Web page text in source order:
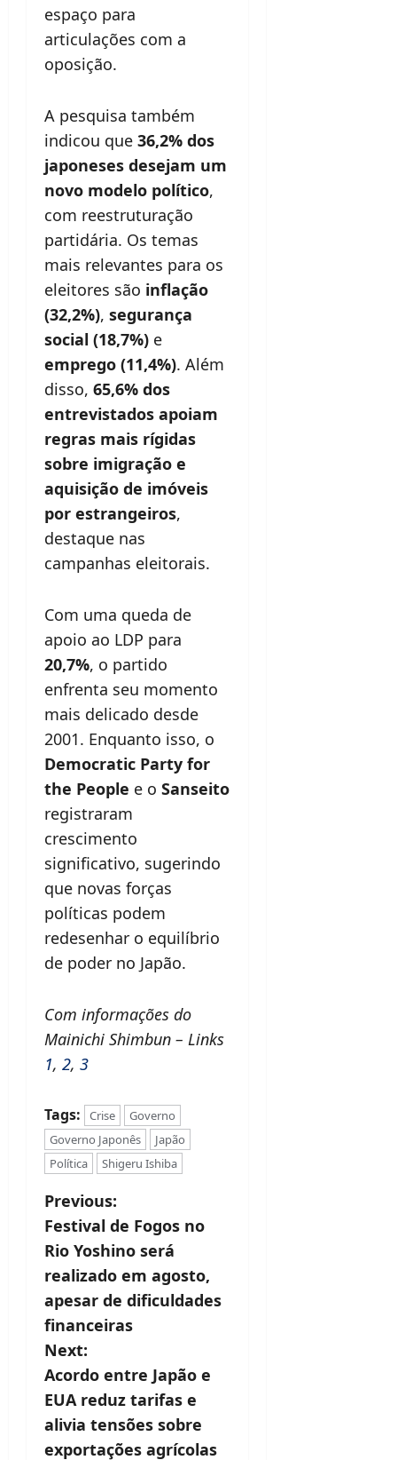
espaço para
articulações com a
oposição.
A pesquisa também
indicou que 36,2% dos
japoneses desejam um
novo modelo político,
com reestruturação
partidária. Os temas
mais relevantes para os
eleitores são inflação
(32,2%), segurança
social (18,7%) e
emprego (11,4%). Além
disso, 65,6% dos
entrevistados apoiam
regras mais rígidas
sobre imigração e
aquisição de imóveis
por estrangeiros,
destaque nas
campanhas eleitorais.
Com uma queda de
apoio ao LDP para
20,7%, o partido
enfrenta seu momento
mais delicado desde
2001. Enquanto isso, o
Democratic Party for
the People e o Sanseito
registraram
crescimento
significativo, sugerindo
que novas forças
políticas podem
redesenhar o equilíbrio
de poder no Japão.
Com informações do
Mainichi Shimbun – Links
1, 2, 3
Tags: Crise
Governo
Governo Japonês
Japão
Política
Shigeru Ishiba
P
o
s
t
n
a
v
i
Previous:
Festival de Fogos no
Rio Yoshino será
realizado em agosto,
apesar de dificuldades
financeiras
Next:
Acordo entre Japão e
EUA reduz tarifas e
alivia tensões sobre
exportações agrícolas